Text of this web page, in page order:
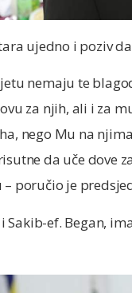
ujedno i poziv
nemaju te
za njih, ali i za
nego Mu na
da uče dove
poručio je
ef. Began,